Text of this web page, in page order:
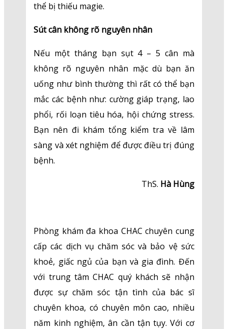
thể bị thiếu magie.
Sút cân không rõ nguyên nhân
Nếu một tháng bạn sụt 4 – 5 cân mà
không rõ nguyên nhân mặc dù bạn ăn
uống như bình thường thì rất có thể bạn
mắc các bệnh như: cường giáp trạng, lao
phổi, rối loạn tiêu hóa, hội chứng stress.
Bạn nên đi khám tổng kiểm tra về lâm
sàng và xét nghiệm để được điều trị đúng
bệnh.
ThS. Hà Hùng
Phòng khám đa khoa CHAC chuyên cung
cấp các dịch vụ chăm sóc và bảo vệ sức
khoẻ, giấc ngủ của bạn và gia đình. Đến
với trung tâm CHAC quý khách sẽ nhận
được sự chăm sóc tận tình của bác sĩ
chuyên khoa, có chuyên môn cao, nhiều
năm kinh nghiệm, ân cần tận tụy. Với cơ